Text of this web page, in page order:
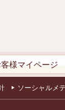
客様マイページ
ソーシャルメ